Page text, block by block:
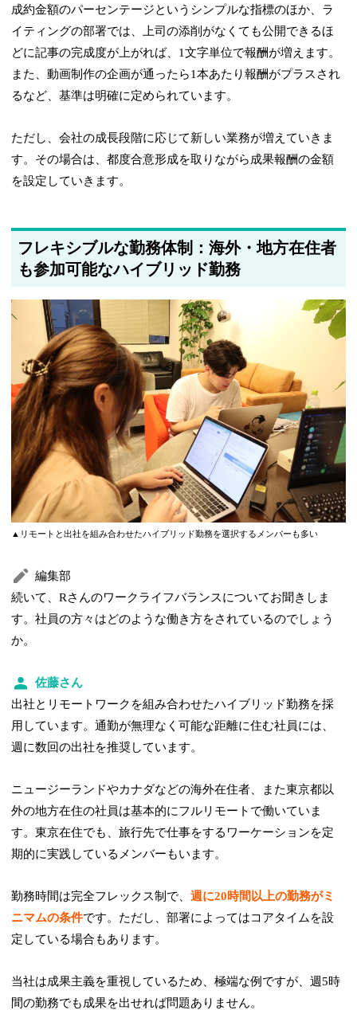
成約金額のパーセンテージというシンプルな指標のほか、ラ
イティングの部署では、上司の添削がなくても公開できるほ
どに記事の完成度が上がれば、1文字単位で報酬が増えます。
また、動画制作の企画が通ったら1本あたり報酬がプラスされ
るなど、基準は明確に定められています。
ただし、会社の成長段階に応じて新しい業務が増えていきま
す。その場合は、都度合意形成を取りながら成果報酬の金額
を設定していきます。
フレキシブルな勤務体制：海外・地方在住者
も参加可能なハイブリッド勤務
▲リモートと出社を組み合わせたハイブリッド勤務を選択するメンバーも多い
編集部
続いて、Rさんのワークライフバランスについてお聞きしま
す。社員の方々はどのような働き方をされているのでしょう
か。
佐藤さん
出社とリモートワークを組み合わせたハイブリッド勤務を採
用しています。通勤が無理なく可能な距離に住む社員には、
週に数回の出社を推奨しています。
ニュージーランドやカナダなどの海外在住者、また東京都以
外の地方在住の社員は基本的にフルリモートで働いていま
す。東京在住でも、旅行先で仕事をするワーケーションを定
期的に実践しているメンバーもいます。
勤務時間は完全フレックス制で、週に20時間以上の勤務がミ
ニマムの条件です。ただし、部署によってはコアタイムを設
定している場合もあります。
当社は成果主義を重視しているため、極端な例ですが、週5時
間の勤務でも成果を出せれば問題ありません。